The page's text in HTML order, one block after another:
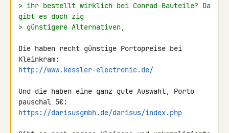
> ihr bestellt wirklich bei Conrad Bauteile? Da
gibt es doch zig
> günstigere Alternativen,
Die haben recht günstige Portopreise bei
http://www.kessler-electronic.de/
Und die haben eine ganz gute Auswahl, Porto
https://darisusgmbh.de/darisus/index.php